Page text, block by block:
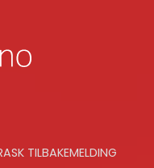
TILBAKEMELDING